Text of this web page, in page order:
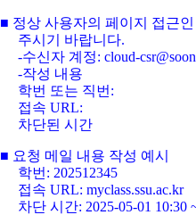
■ 정상 사용자의 페이지 접근
주시기 바랍니다.
-수신자 계정: cloud-
-작성 내용
학번 또는 직번:
접속 URL:
차단된 시간
■ 요청 메일 내용 작성 예시
학번: 202512345
접속 URL: myclass.ssu.ac.kr
차단 시간: 2025-05-01 10:30